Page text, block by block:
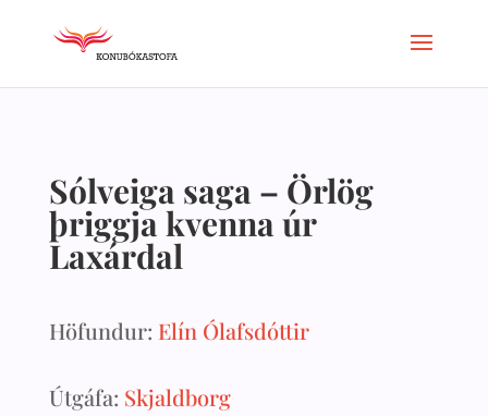
Sólveiga saga – Örlög
þriggja kvenna úr
Laxárdal
Höfundur: Elín Ólafsdóttir
Útgáfa: Skjaldborg